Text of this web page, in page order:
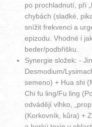
po prochladnutí, při
chybách (sladké,
snížit frekvenci a
epizodu. Vhodné i
beder/podbřišku.
Synergie složek: -
Desmodium/
semeno) + Hua shi
Chi fu ling/Fu ling
odvádějí vlhko,
(Korkovník, kůra) +